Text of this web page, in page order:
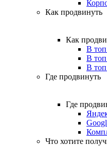
Как продвинуть
Как
В
В
В
Где продвинуть
Где
Что хотите